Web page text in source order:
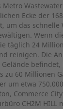
Ecke der
um das schnelle
Wenn
täglich 24
reinigen. Die
befindet,
zu 60 Millionen
um etwa
Commerce
CH2M HILL